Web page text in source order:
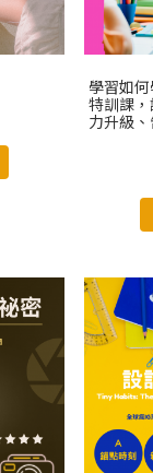
學習如
特訓課
力升級